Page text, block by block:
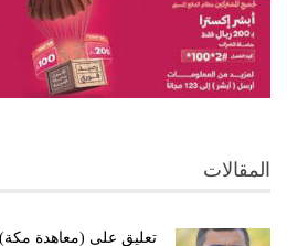
المقالات
تعليق على (معاهدة مكة)